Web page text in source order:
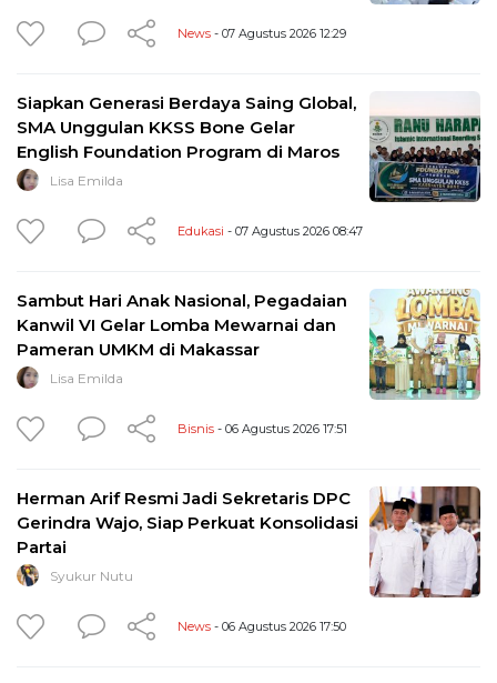
News - 07 Agustus 2026 12:29
Siapkan Generasi Berdaya Saing Global,
SMA Unggulan KKSS Bone Gelar
English Foundation Program di Maros
Lisa Emilda
Edukasi - 07 Agustus 2026 08:47
Sambut Hari Anak Nasional, Pegadaian
Kanwil VI Gelar Lomba Mewarnai dan
Pameran UMKM di Makassar
Lisa Emilda
Bisnis - 06 Agustus 2026 17:51
Herman Arif Resmi Jadi Sekretaris DPC
Gerindra Wajo, Siap Perkuat Konsolidasi
Partai
Syukur Nutu
News - 06 Agustus 2026 17:50